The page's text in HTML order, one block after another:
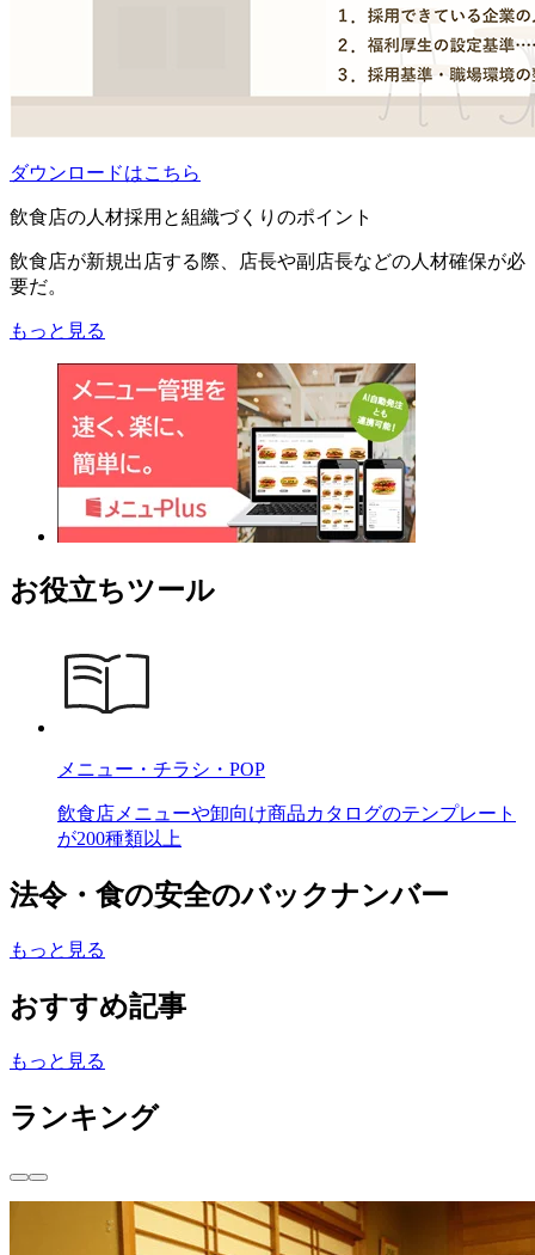
ダウンロードはこちら
飲食店の人材採用と組織づくりのポイント
飲食店が新規出店する際、店長や副店長などの人材確保が必
要だ。
もっと見る
お役立ちツール
メニュー・チラシ・POP
飲食店メニューや卸向け商品カタログのテンプレート
が200種類以上
法令・食の安全のバックナンバー
もっと見る
おすすめ記事
もっと見る
ランキング